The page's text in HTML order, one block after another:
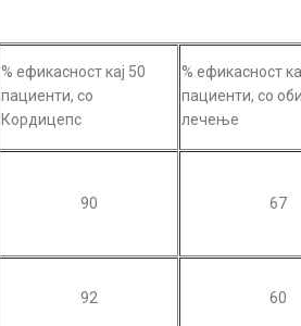
% ефикасност кај 50
пациенти, со
Кордицепс
% ефикасност
пациенти, со
лечење
90 67
92 60